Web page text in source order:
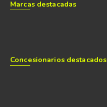
Marcas destacadas
Concesionarios destacados